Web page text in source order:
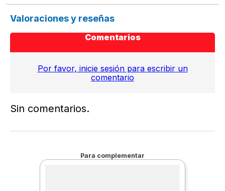
Valoraciones y reseñas
Comentarios
Por favor, inicie sesión para escribir un
comentario
Sin comentarios.
Para complementar